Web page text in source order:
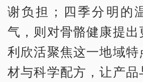
谢负担；四季分明的
气，则对骨骼健康提
利欣活聚焦这一地域
材与科学配方，让产